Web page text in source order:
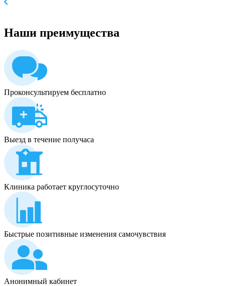
Наши преимущества
Проконсультируем бесплатно
Выезд в течение получаса
Клиника работает круглосуточно
Быстрые позитивные изменения самочувствия
Анонимный кабинет